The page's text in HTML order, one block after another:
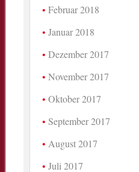
Februar 2018
Januar 2018
Dezember 2017
November 2017
Oktober 2017
September 2017
August 2017
Juli 2017